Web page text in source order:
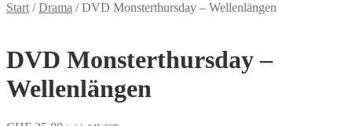
Start /Drama /DVD Monsterthursday – Wellenlängen
DVD Monsterthursday –
Wellenlängen